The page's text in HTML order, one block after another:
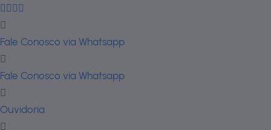
Fale Conosco via Whatsapp
Fale Conosco via Whatsapp
Ouvidoria